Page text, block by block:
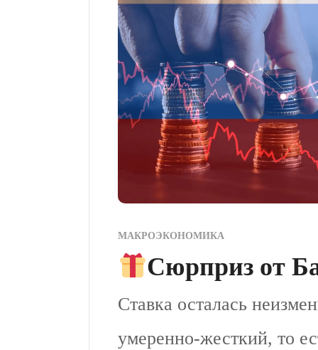
МАКРОЭКОНОМИКА
Сюрприз от
Ставка осталась
умеренно-жесткий, то